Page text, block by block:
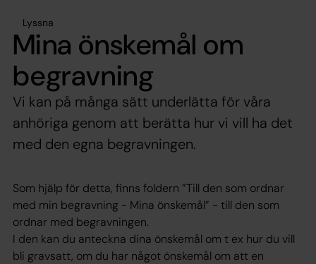
Lyssna
Mina önskemål om
begravning
Vi kan på många sätt underlätta för våra
anhöriga genom att berätta hur vi vill ha det
med den egna begravningen.
Som hjälp för detta, finns foldern ”Till den som ordnar
med min begravning - Mina önskemål” - till den som
ordnar med begravningen.
I den kan du anteckna dina önskemål om t ex hur du vill
bli gravsatt, om du har något önskemål om att en